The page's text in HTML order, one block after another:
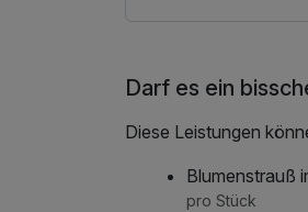
Darf es ein
Diese Leistungen
Blumenstrauß
pro Stück